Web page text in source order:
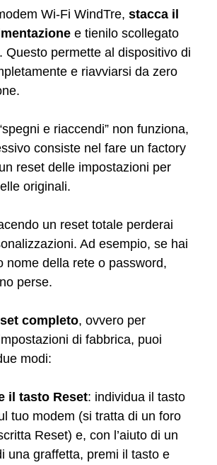
Wi-Fi WindTre, stacca il
e tienilo scollegato
Questo permette al dispositivo di
e riavviarsi da zero
e riaccendi” non funziona,
consiste nel fare un factory
reset delle impostazioni per
originali.
un reset totale perderai
Ad esempio, se hai
nome della rete o password,
perse.
completo, ovvero per
di fabbrica, puoi
modi:
il tasto Reset: individua il tasto
tuo modem (si tratta di un foro
Reset) e, con l’aiuto di un
una graffetta, premi il tasto e